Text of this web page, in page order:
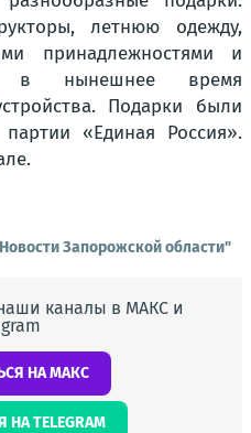
летнюю одежду,
принадлежностями и
в нынешнее время
Подарки были
«Единая Россия».
Запорожской области"
каналы в МАКС и
НА МАКС
TELEGRAM